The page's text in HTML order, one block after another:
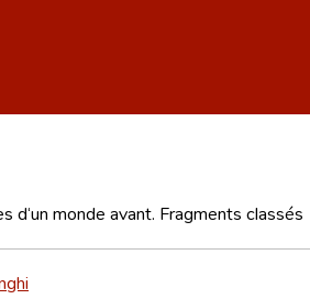
d‘un monde avant. Fragments classés